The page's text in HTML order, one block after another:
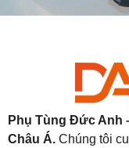
Phụ Tùng Đức Anh
Châu Á. Chúng tôi